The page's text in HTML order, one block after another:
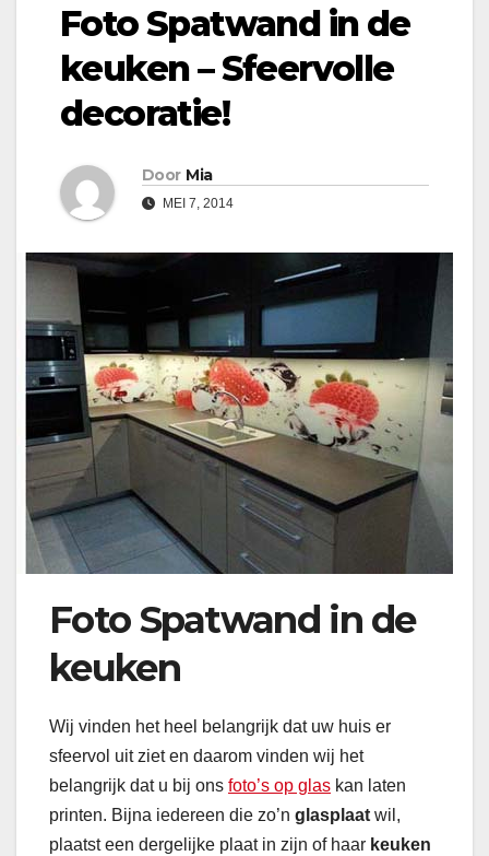
Foto Spatwand in de
keuken – Sfeervolle
decoratie!
Door Mia
MEI 7, 2014
Foto Spatwand in de
keuken
Wij vinden het heel belangrijk dat uw huis er
sfeervol uit ziet en daarom vinden wij het
belangrijk dat u bij ons foto’s op glas kan laten
printen. Bijna iedereen die zo’n glasplaat wil,
plaatst een dergelijke plaat in zijn of haar keuken